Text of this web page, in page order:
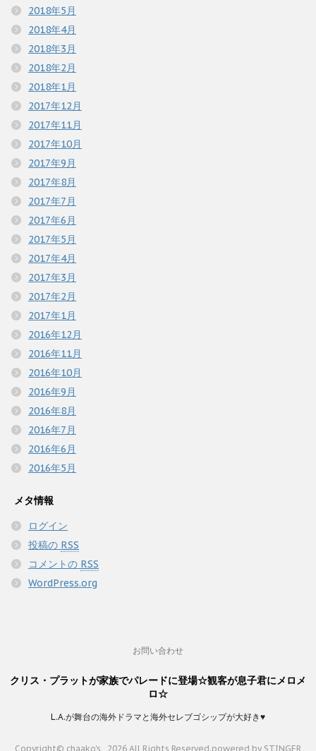
2018年5月
2018年4月
2018年3月
2018年2月
2018年1月
2017年12月
2017年11月
2017年10月
2017年9月
2017年8月
2017年7月
2017年6月
2017年5月
2017年4月
2017年3月
2017年2月
2017年1月
2016年12月
2016年11月
2016年10月
2016年9月
2016年8月
2016年7月
2016年6月
2016年5月
メタ情報
ログイン
投稿の RSS
コメントの RSS
WordPress.org
お問い合わせ
クリス・プラットが家族でパレードに登場☆観客が息子君にメロメ
ロ☆
L.A.が舞台の海外ドラマと海外セレブゴシップが大好き♥
Copyright© chaako's , 2026 All Rights Reserved.powered by STINGER